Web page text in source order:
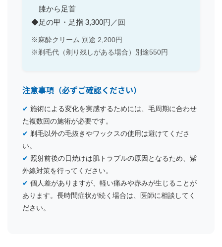
膝から足首
◆足の甲・足指 3,300円／回
※麻酔クリーム 別途 2,200円
※剃毛代（剃り残しがある場合）別途550円
注意事項（必ずご確認ください）
✔ 施術による変化を実感するためには、毛周期に合わせ
た複数回の施術が必要です。
✔ 剃毛以外の毛抜きやワックスの使用は避けてくださ
い。
✔ 照射前後の日焼けは肌トラブルの原因となるため、紫
外線対策を行ってください。
✔ 個人差がありますが、軽い痛みや赤みが生じることが
あります。長時間症状が続く場合は、医師に相談してく
ださい。